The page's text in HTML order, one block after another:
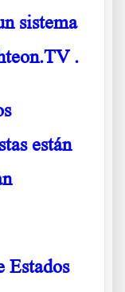
sistema
.
están
Estados